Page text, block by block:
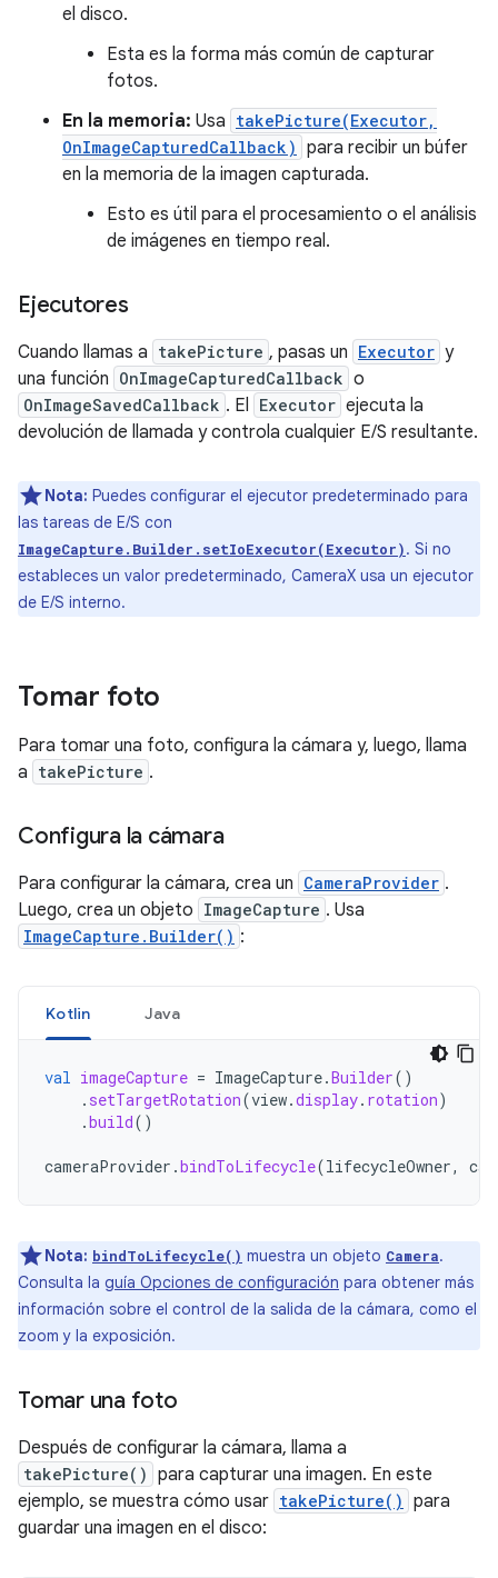
el disco.
Esta es la forma más común de capturar
fotos.
En la memoria: Usa takePicture(Executor,
OnImageCapturedCallback) para recibir un búfer
en la memoria de la imagen capturada.
Esto es útil para el procesamiento o el análisis
de imágenes en tiempo real.
Ejecutores
Cuando llamas a takePicture , pasas un Executor y
una función OnImageCapturedCallback o
OnImageSavedCallback . El Executor ejecuta la
devolución de llamada y controla cualquier E/S resultante.
Nota: Puedes configurar el ejecutor predeterminado para
las tareas de E/S con
ImageCapture.Builder.setIoExecutor(Executor). Si no
estableces un valor predeterminado, CameraX usa un ejecutor
de E/S interno.
Tomar foto
Para tomar una foto, configura la cámara y, luego, llama
a takePicture .
Configura la cámara
Para configurar la cámara, crea un CameraProvider .
Luego, crea un objeto ImageCapture . Usa
ImageCapture.Builder() :
Kotlin Java
val imageCapture = ImageCapture.Builder()
. setTargetRotation(view.display. rotation)
.build()
cameraProvider .bindToLifecycle(lifecycleOwner,
Nota: bindToLifecycle() muestra un objeto Camera.
Consulta la guía Opciones de configuración para obtener más
información sobre el control de la salida de la cámara, como el
zoom y la exposición.
Tomar una foto
Después de configurar la cámara, llama a
takePicture() para capturar una imagen. En este
ejemplo, se muestra cómo usar takePicture() para
guardar una imagen en el disco: